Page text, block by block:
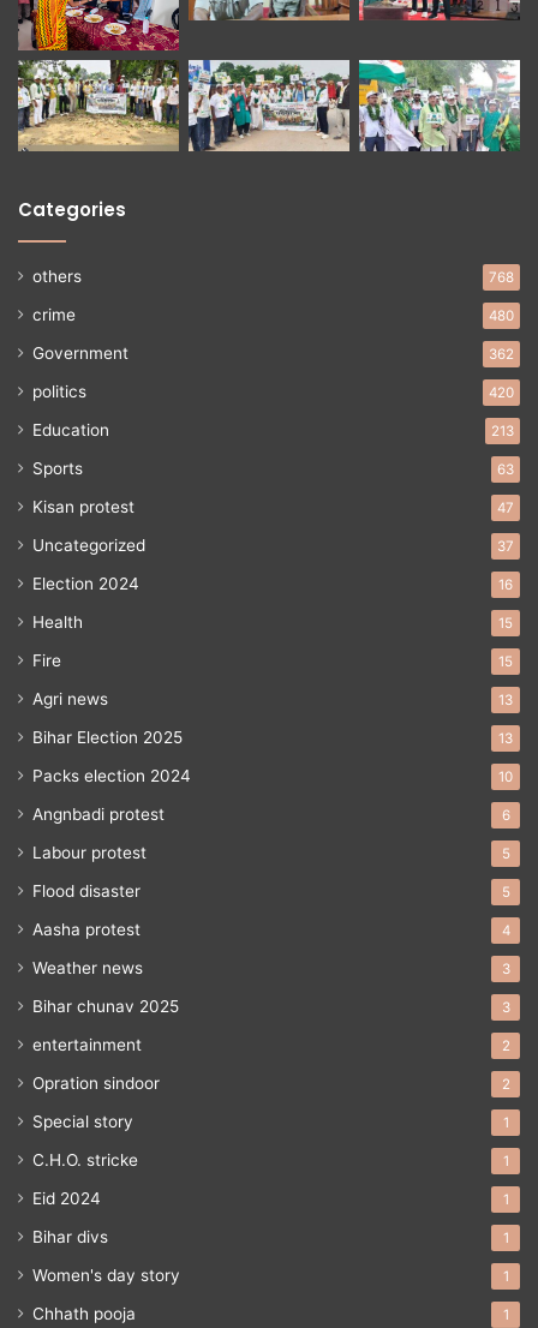
Categories
others 768
crime 480
Government 362
politics 420
Education 213
Sports 63
Kisan protest 47
Uncategorized 37
Election 2024 16
Health 15
Fire 15
Agri news 13
Bihar Election 2025 13
Packs election 2024 10
Angnbadi protest 6
Labour protest 5
Flood disaster 5
Aasha protest 4
Weather news 3
Bihar chunav 2025 3
entertainment 2
Opration sindoor 2
Special story 1
C.H.O. stricke 1
Eid 2024 1
Bihar divs 1
Women's day story 1
Chhath pooja 1